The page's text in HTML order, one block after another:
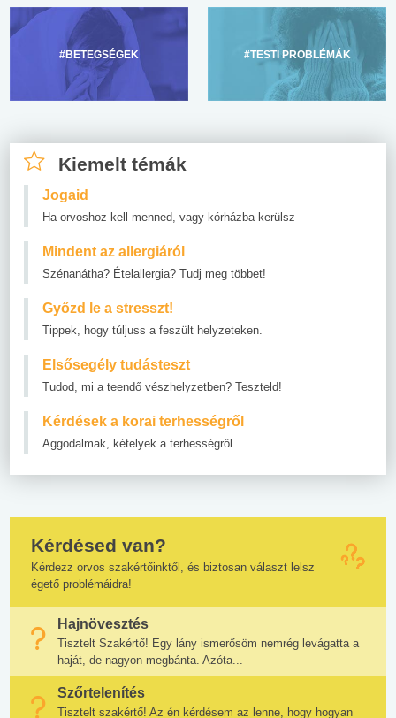
#BETEGSÉGEK #TESTI PROBLÉMÁK
Kiemelt témák
Jogaid
Ha orvoshoz kell menned, vagy kórházba kerülsz
Mindent az allergiáról
Szénanátha? Ételallergia? Tudj meg többet!
Győzd le a stresszt!
Tippek, hogy túljuss a feszült helyzeteken.
Elsősegély tudásteszt
Tudod, mi a teendő vészhelyzetben? Teszteld!
Kérdések a korai terhességről
Aggodalmak, kételyek a terhességről
Kérdésed van?
Kérdezz orvos szakértőinktől, és biztosan választ lelsz
égető problémáidra!
Hajnövesztés
Tisztelt Szakértő! Egy lány ismerősöm nemrég levágatta a
haját, de nagyon megbánta. Azóta...
Szőrtelenítés
Tisztelt szakértő! Az én kérdésem az lenne, hogy hogyan